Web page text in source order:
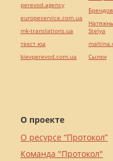
О проекте
О ресурсе “Протокол”
Команда "Протокол"
perevod.agency
europeservice.com.ua
mk-translations.ua
текст юа
kievperevod.com.ua
Stelya
Cылки